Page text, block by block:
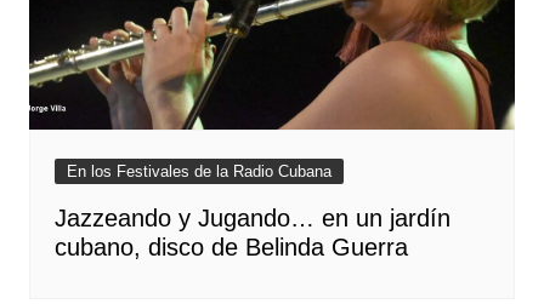
En los Festivales de la Radio Cubana
Jazzeando y Jugando… en un jardín
cubano, disco de Belinda Guerra